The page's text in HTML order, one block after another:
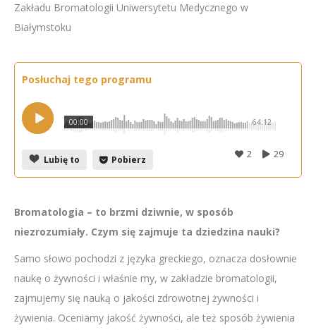
Zakładu Bromatologii Uniwersytetu Medycznego w
Białymstoku
Posłuchaj tego programu
64:12
00:00
Lubię to Pobierz 29
2
Bromatologia – to brzmi dziwnie, w sposób
niezrozumiały. Czym się zajmuje ta dziedzina nauki?
Samo słowo pochodzi z języka greckiego, oznacza dosłownie
naukę o żywności i właśnie my, w zakładzie bromatologii,
zajmujemy się nauką o jakości zdrowotnej żywności i
żywienia. Oceniamy jakość żywności, ale też sposób żywienia